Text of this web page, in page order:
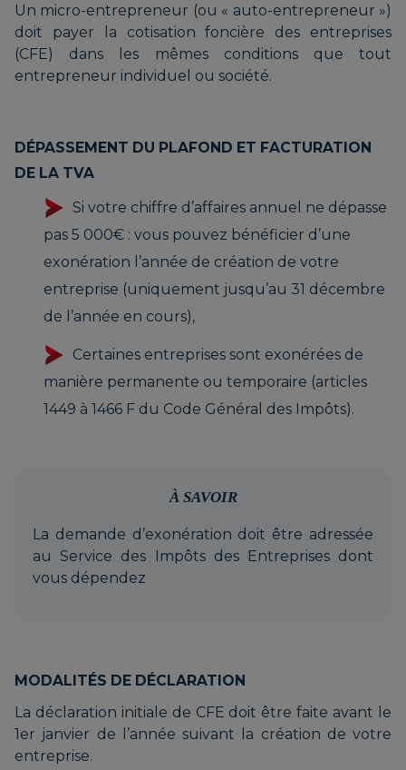
Un micro-entrepreneur (ou « auto-entrepreneur »)
doit payer la cotisation foncière des entreprises
(CFE) dans les mêmes conditions que tout
entrepreneur individuel ou société.
DÉPASSEMENT DU PLAFOND ET FACTURATION
DE LA TVA
Si votre chiffre d’affaires annuel ne dépasse
pas 5 000€ : vous pouvez bénéficier d’une
exonération l’année de création de votre
entreprise (uniquement jusqu’au 31 décembre
de l’année en cours),
Certaines entreprises sont exonérées de
manière permanente ou temporaire (articles
1449 à 1466 F du Code Général des Impôts).
À SAVOIR
La demande d’exonération doit être adressée
au Service des Impôts des Entreprises dont
vous dépendez
MODALITÉS DE DÉCLARATION
La déclaration initiale de CFE doit être faite avant le
1er janvier de l’année suivant la création de votre
entreprise.